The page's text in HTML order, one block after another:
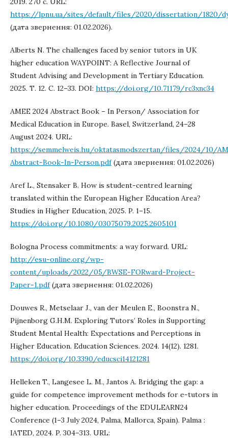
https://lpnu.ua/sites/default/files/2020/dissertation/1820/
(дата звернення: 01.02.2026).
Alberts N. The challenges faced by senior tutors in UK
higher education WAYPOINT: A Reflective Journal of
Student Advising and Development in Tertiary Education.
2025. Т. 12. С. 12–33. DOI: https://doi.org/10.71179/rc3xnc34
AMEE 2024 Abstract Book – In Person/ Association for
Medical Education in Europe. Basel, Switzerland, 24–28
August 2024. URL:
https://semmelweis.hu/oktatasmodszertan/files/2024/10/
Abstract-Book-In-Person.pdf(дата звернення: 01.02.2026)
Aref L., Stensaker B. How is student-centred learning
translated within the European Higher Education Area?
Studies in Higher Education, 2025. P. 1–15.
https://doi.org/10.1080/03075079.2025.2605101
Bologna Process commitments: a way forward. URL:
http://esu-online.org/wp-
content/uploads/2022/05/BWSE-FORward-Project-
Paper-1.pdf(дата звернення: 01.02.2026)
Douwes R., Metselaar J., van der Meulen E., Boonstra N.,
Pijnenborg G.H.M. Exploring Tutors’ Roles in Supporting
Student Mental Health: Expectations and Perceptions in
Higher Education. Education Sciences. 2024. 14(12). 1281.
https://doi.org/10.3390/educsci14121281
Helleken T., Langesee L. M., Jantos A. Bridging the gap: a
guide for competence improvement methods for e-tutors in
higher education. Proceedings of the EDULEARN24
Conference (1–3 July 2024, Palma, Mallorca, Spain). Palma :
IATED, 2024. P. 304–313. URL: